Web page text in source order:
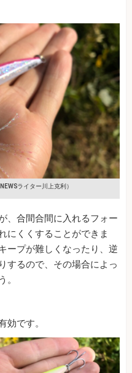
ライター川上克利）
、合間合間に入れるフォー
にくくすることができま
ープが難しくなったり、逆
するので、その場合によっ
。
効です。